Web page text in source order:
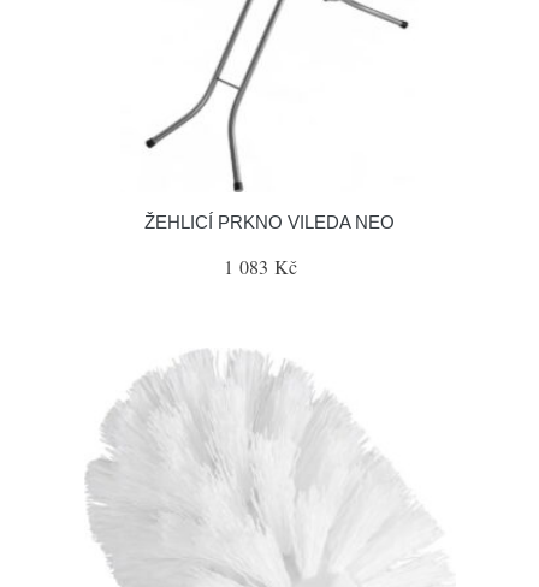
ŽEHLICÍ PRKNO VILEDA NEO
1 083 Kč